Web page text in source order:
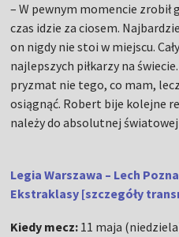
– W pewnym momencie zrobił
czas idzie za ciosem.
on nigdy nie stoi w miejscu.
najlepszych piłkarzy na
pryzmat nie tego, co mam,
osiągnąć. Robert bije kolejne
należy do absolutnej światowej
Legia Warszawa – Lech
Ekstraklasy [szczegóły
Kiedy mecz: 11 maja